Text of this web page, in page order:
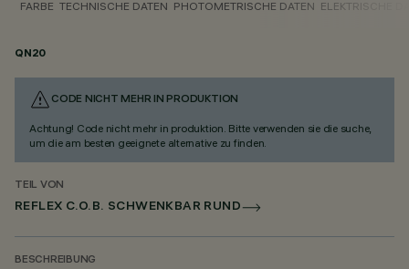
FARBE TECHNISCHE DATEN PHOTOMETRISCHE DATEN ELEKTRISCHE
QN20
CODE NICHT MEHR IN PRODUKTION
Achtung! Code nicht mehr in produktion. Bitte verwenden sie die suche,
um die am besten geeignete alternative zu finden.
TEIL VON
REFLEX C.O.B. SCHWENKBAR RUND
BESCHREIBUNG